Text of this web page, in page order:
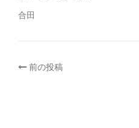
合田
投
前の投稿